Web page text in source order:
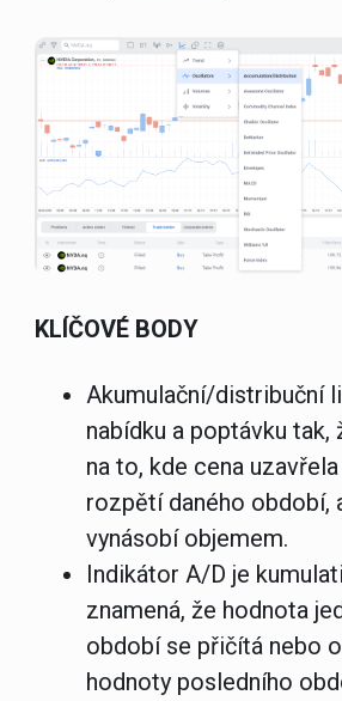
KLÍČOVÉ BODY
Akumulační/distribuční
nabídku a poptávku tak,
na to, kde cena
rozpětí daného období,
vynásobí objemem.
Indikátor A/D je
znamená, že hodnota
období se přičítá nebo
hodnoty posledního